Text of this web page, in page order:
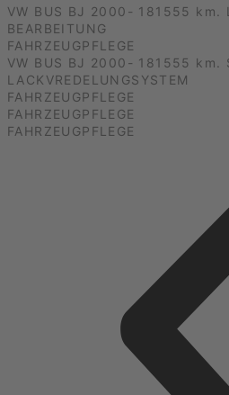
VW BUS BJ 2000- 181555 km.
BEARBEITUNG
FAHRZEUGPFLEGE
VW BUS BJ 2000- 181555 km.
LACKVREDELUNGSYSTEM
FAHRZEUGPFLEGE
FAHRZEUGPFLEGE
FAHRZEUGPFLEGE